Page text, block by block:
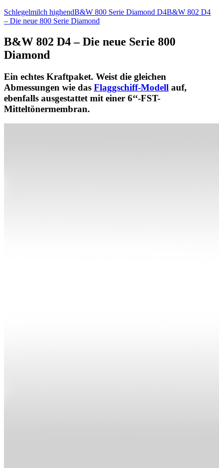
Schlegelmilch highendB&W 800 Serie Diamond D4B&W 802 D4
– Die neue 800 Serie Diamond
B&W 802 D4 – Die neue Serie 800
Diamond
Ein echtes Kraftpaket. Weist die gleichen
Abmessungen wie das Flaggschiff-Modell auf,
ebenfalls ausgestattet mit einer 6‘‘-FST-
Mitteltönermembran.